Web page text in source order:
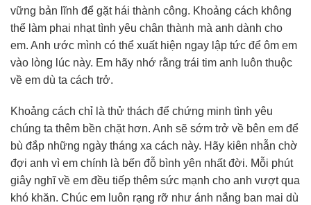
vững bản lĩnh để gặt hái thành công. Khoảng cách không
thể làm phai nhạt tình yêu chân thành mà anh dành cho
em. Anh ước mình có thể xuất hiện ngay lập tức để ôm em
vào lòng lúc này. Em hãy nhớ rằng trái tim anh luôn thuộc
về em dù ta cách trở.
Khoảng cách chỉ là thử thách để chứng minh tình yêu
chúng ta thêm bền chặt hơn. Anh sẽ sớm trở về bên em để
bù đắp những ngày tháng xa cách này. Hãy kiên nhẫn chờ
đợi anh vì em chính là bến đỗ bình yên nhất đời. Mỗi phút
giây nghĩ về em đều tiếp thêm sức mạnh cho anh vượt qua
khó khăn. Chúc em luôn rạng rỡ như ánh nắng ban mai dù